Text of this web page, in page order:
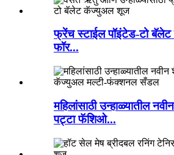
फ्रेंच स्टाईल पॉइंटेड-टो
फॉर...
महिलांसाठी उन्हाळ्यातील
पट्टा फॅशिओ...